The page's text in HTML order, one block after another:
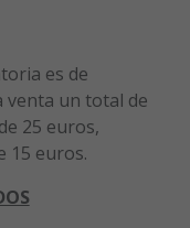
es de
venta un total de
25 euros,
15 euros.